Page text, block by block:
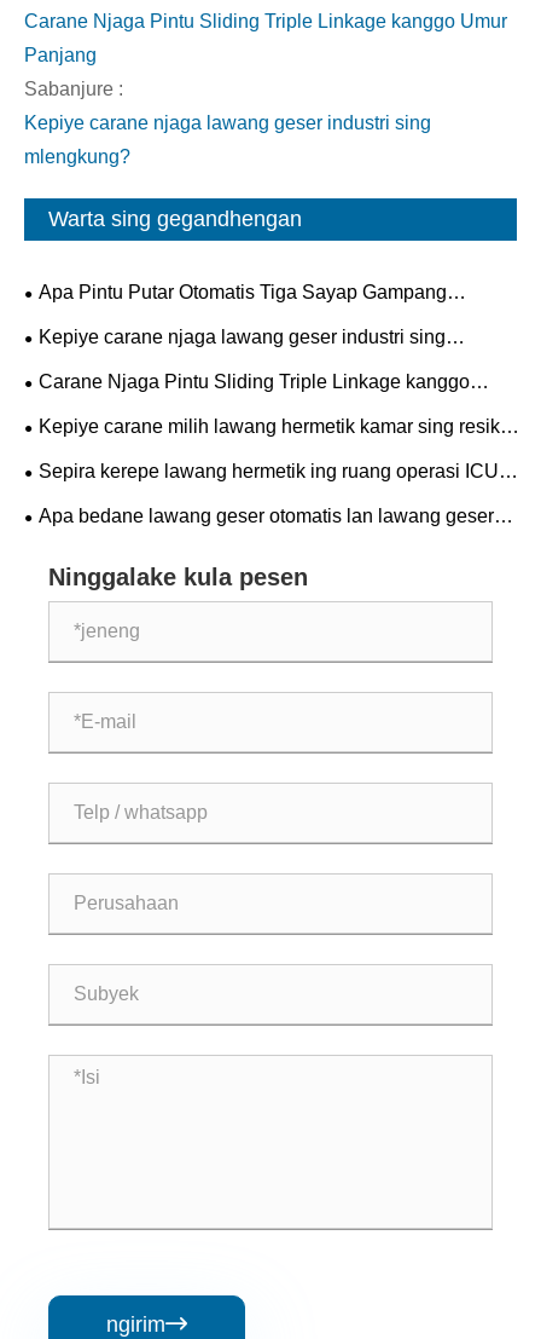
Carane Njaga Pintu Sliding Triple Linkage kanggo Umur
Panjang
Sabanjure :
Kepiye carane njaga lawang geser industri sing
mlengkung?
Warta sing gegandhengan
Apa Pintu Putar Otomatis Tiga Sayap Gampang
Dipasang?
Kepiye carane njaga lawang geser industri sing
mlengkung?
Carane Njaga Pintu Sliding Triple Linkage kanggo
Umur Panjang
Kepiye carane milih lawang hermetik kamar sing resik
kanggo fasilitas sampeyan?
Sepira kerepe lawang hermetik ing ruang operasi ICU
kudu dilayani?
Apa bedane lawang geser otomatis lan lawang geser
Ninggalake kula pesen
ngirim